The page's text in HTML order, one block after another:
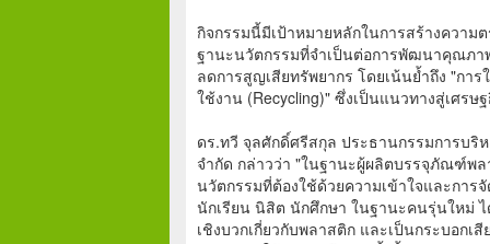
กิจกรรมนี้มีเป้าหมายหลักในการสร้างควา
ฐานะนวัตกรรมที่จำเป็นต่อการพัฒนาคุณภ
ลดการสูญเสียทรัพยากร โดยเน้นย้ำถึง "กา
ใช้งาน (Recycling)" ซึ่งเป็นแนวทางสู่เศรษ
ดร.ทวี จุลศักดิ์ศรีสกุล ประธานกรรมการบริ
จำกัด กล่าวว่า "ในฐานะผู้ผลิตบรรจุภัณฑ์พ
นวัตกรรมที่ต้องใช้ด้วยความเข้าใจและการ
นักเรียน นิสิต นักศึกษา ในฐานะคนรุ่นใหม่
เชิงบวกเกี่ยวกับพลาสติก และเป็นกระบอกเ